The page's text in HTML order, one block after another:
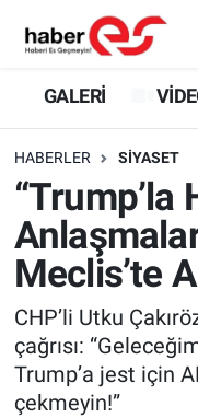
GALERİ
HABERLER SİYASET
“Trump’la
Meclis’te
CHP’li Utku
çağrısı:
Trump’a jest için
çekmeyin!”
GALERİ
YAZARLAR
GÜNDEM
SİYASET
TEKNOLOJİ
Eskişehir
Eskişehir Trafik
Süper Lig Puan
Tüm Manşetler
Son Dakika